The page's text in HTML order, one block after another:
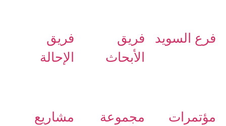
فرع السويد
فريق
الأبحاث
فريق
الإحالة
مؤتمرات مجموعة مشاريع